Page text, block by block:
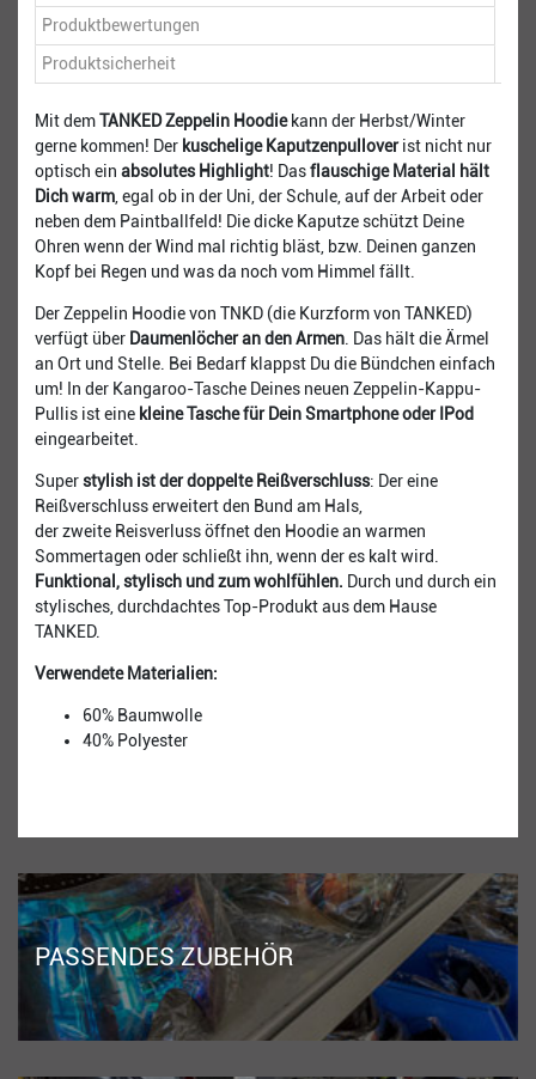
Produktbewertungen
Produktsicherheit
Mit demTANKED Zeppelin Hoodie kann der Herbst/Winter
gerne kommen! Der kuschelige Kaputzenpulloverist nicht nur
optisch ein absolutes Highlight! Dasflauschige Material hält
Dich warm , egal ob in der Uni, der Schule, auf der Arbeit oder
neben dem Paintballfeld! Die dicke Kaputze schützt Deine
Ohren wenn der Wind mal richtig bläst, bzw. Deinen ganzen
Kopf bei Regen und was da noch vom Himmel fällt.
Der Zeppelin Hoodie von TNKD (die Kurzform von TANKED)
verfügt über Daumenlöcher an den Armen . Das hält die Ärmel
an Ort und Stelle. Bei Bedarf klappst Du die Bündchen einfach
um! In der Kangaroo-Tasche Deines neuen Zeppelin-Kappu-
Pullis ist eine kleine Tasche für Dein Smartphone oder IPod
eingearbeitet.
Superstylish ist der doppelte Reißverschluss: Der eine
Reißverschluss erweitert den Bund am Hals,
der zweite Reisverluss öffnet den Hoodie an warmen
Sommertagen oder schließt ihn, wenn der es kalt wird.
Funktional, stylisch und zum wohlfühlen. Durch und durch ein
stylisches, durchdachtes Top-Produkt aus dem Hause
TANKED.
Verwendete Materialien:
60% Baumwolle
40% Polyester
PASSENDES ZUBEHÖR